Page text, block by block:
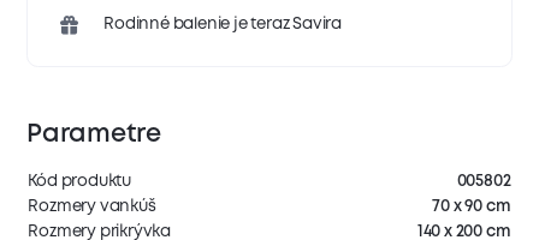
Rodinné balenie je teraz Savira
Parametre
Kód produktu
005802
Rozmery vankúš
70 x 90 cm
Rozmery prikrývka
140 x 200 cm